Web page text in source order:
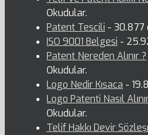
Okudular.
Patent Tescili - 30.877
ISO 9001 Belgesi -
Patent Nereden Alınır ?
Okudular.
Logo Nedir Kısaca -
Logo Patenti Nasıl
Okudular.
Telif Hakkı Devir